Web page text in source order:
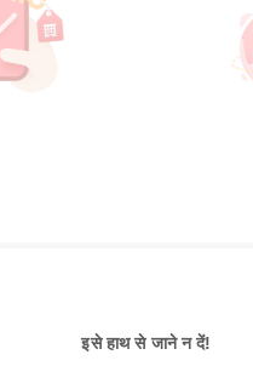
इसे हाथ से जाने न दें!